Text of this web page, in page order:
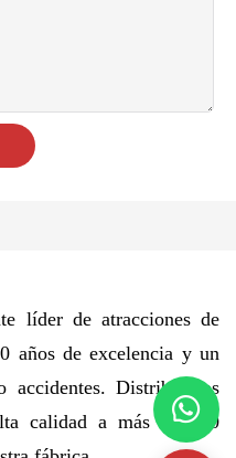
líder de atracciones de
años de excelencia y un
accidentes. Distribuimos
calidad a más de 100